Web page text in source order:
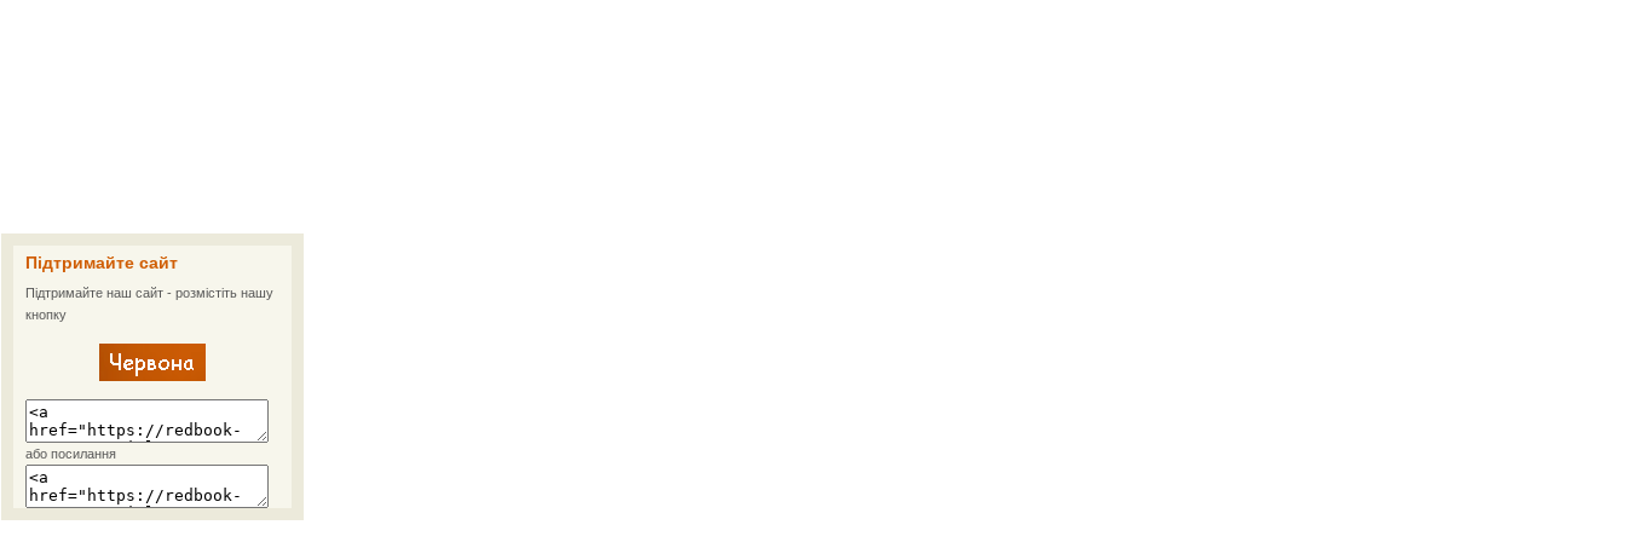
Підтримайте сайт
Підтримайте наш сайт - розмістіть нашу
кнопку
або посилання